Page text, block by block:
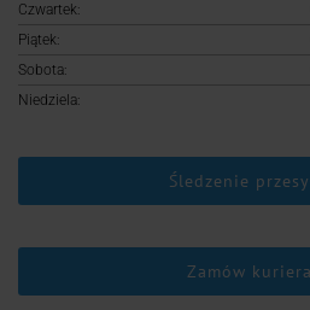
Czwartek:
Piątek:
Sobota:
Niedziela:
Śledzenie
Zamów